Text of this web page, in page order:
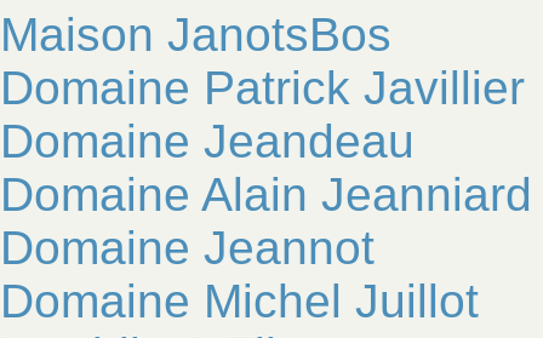
Maison JanotsBos
Domaine Patrick Javillier
Domaine Jeandeau
Domaine Alain Jeanniard
Domaine Jeannot
Domaine Michel Juillot